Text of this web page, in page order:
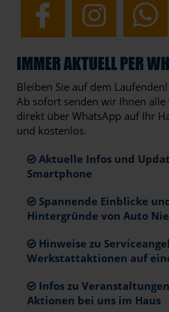
IMMER AKTUELL PER
Bleiben Sie auf dem Laufenden!
Ab sofort senden wir Ihnen
direkt über WhatsApp auf Ihr
und kostenlos.
Aktuelle Infos und
Smartphone
Spannende Einblicke
Hintergründe von Auto
Hinweise zu
Werkstattaktionen auf
Infos zu
Aktionen bei uns im Haus